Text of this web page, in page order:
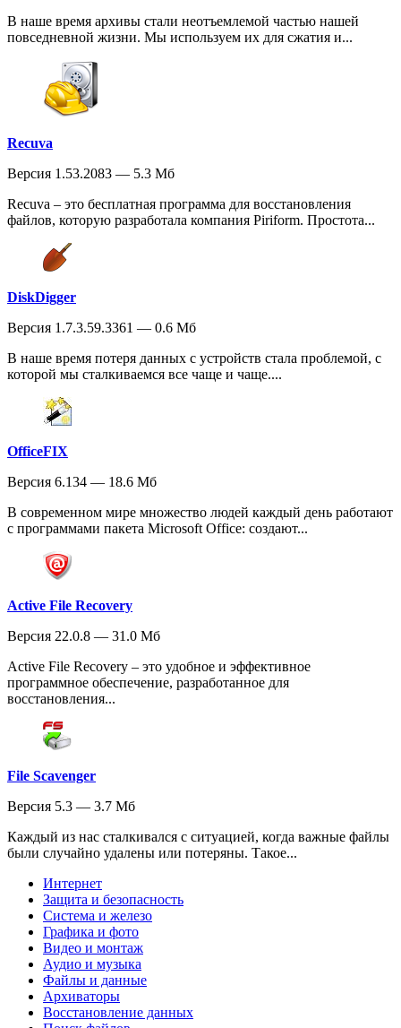
В наше время архивы стали неотъемлемой частью нашей
повседневной жизни. Мы используем их для сжатия и...
Recuva
Версия 1.53.2083 — 5.3 Мб
Recuva – это бесплатная программа для восстановления
файлов, которую разработала компания Piriform. Простота...
DiskDigger
Версия 1.7.3.59.3361 — 0.6 Мб
В наше время потеря данных с устройств стала проблемой, с
которой мы сталкиваемся все чаще и чаще....
OfficeFIX
Версия 6.134 — 18.6 Мб
В современном мире множество людей каждый день работают
с программами пакета Microsoft Office: создают...
Active File Recovery
Версия 22.0.8 — 31.0 Мб
Active File Recovery – это удобное и эффективное
программное обеспечение, разработанное для
восстановления...
File Scavenger
Версия 5.3 — 3.7 Мб
Каждый из нас сталкивался с ситуацией, когда важные файлы
были случайно удалены или потеряны. Такое...
Интернет
Защита и безопасность
Система и железо
Графика и фото
Видео и монтаж
Аудио и музыка
Файлы и данные
Архиваторы
Восстановление данных